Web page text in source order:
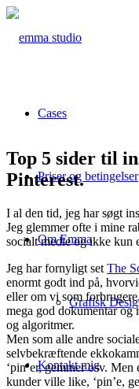
Cases
Priser og betingelser
Om Emma
Grafisk
Kontakt mig
Top 5 sider til
Pinterest.
I al den tid, jeg har søgt
Jeg glemmer ofte i mine
socialt medie og ikke
Jeg har fornyligt set The
enormt godt ind på,
eller om vi som
mega god dokumentar
og algoritmer.
Men som alle andre
selvbekræftende
‘pin’er, gemmer osv.
kunder ville like, ‘pin’e,